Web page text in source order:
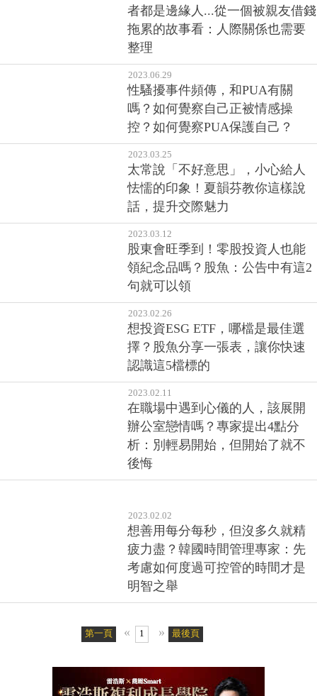
者都是邊緣人...從一個被親友借錢
拖累的故事看：人際關係也需要
整理
2023.06.29
性騷擾事件頻傳，和PUA有關
嗎？如何覺察自己正被情感操
控？如何覺察PUA保護自己？
2023.03.25
太常說「不好意思」，小心給人
怯懦的印象！夏韻芬教你這樣說
話，提升交際魅力
2023.03.12
股東會旺季到！零股投資人也能
領紀念品嗎？股魚：公告中有這2
句就可以領
2023.02.26
想投資ESG ETF，哪檔是最佳選
擇？股魚分享一張表，讓你快速
認識這5檔標的
2023.02.11
在職場中遇到心儀的人，該展開
辦公室戀情嗎？專家提出4點分
析：別輕易開始，但開始了就不
後悔
2023.02.02
想善用每分每秒，但沒多久就精
疲力盡？韓國時間管理專家：先
考慮如何度過可控管的時間才是
明智之舉
第一頁 « 1 » 最後頁